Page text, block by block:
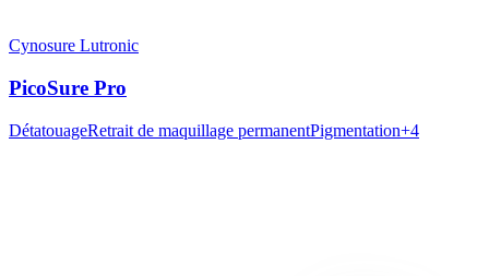
Cynosure Lutronic
PicoSure Pro
DétatouageRetrait de maquillage permanentPigmentation+4